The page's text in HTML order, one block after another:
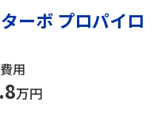
ーボ プロパイロ
用
万円